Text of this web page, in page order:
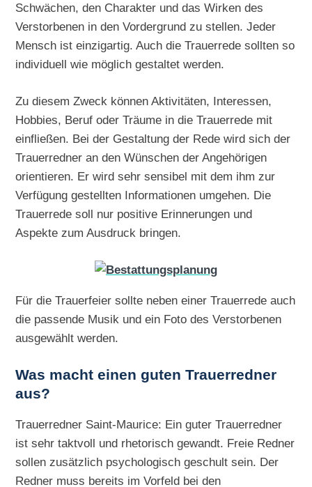
Schwächen, den Charakter und das Wirken des
Verstorbenen in den Vordergrund zu stellen. Jeder
Mensch ist einzigartig. Auch die Trauerrede sollten so
individuell wie möglich gestaltet werden.
Zu diesem Zweck können Aktivitäten, Interessen,
Hobbies, Beruf oder Träume in die Trauerrede mit
einfließen. Bei der Gestaltung der Rede wird sich der
Trauerredner an den Wünschen der Angehörigen
orientieren. Er wird sehr sensibel mit dem ihm zur
Verfügung gestellten Informationen umgehen. Die
Trauerrede soll nur positive Erinnerungen und
Aspekte zum Ausdruck bringen.
Für die Trauerfeier sollte neben einer Trauerrede auch
die passende Musik und ein Foto des Verstorbenen
ausgewählt werden.
Was macht einen guten Trauerredner
aus?
Trauerredner Saint-Maurice: Ein guter Trauerredner
ist sehr taktvoll und rhetorisch gewandt. Freie Redner
sollen zusätzlich psychologisch geschult sein. Der
Redner muss bereits im Vorfeld bei den